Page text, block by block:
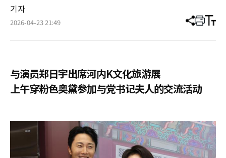
기자
2026-04-23 21:49 分
章
打 调
小
与演员郑日宇出席河内K文化旅游展
上午穿粉色奥黛参加与党书记夫人的交流活动